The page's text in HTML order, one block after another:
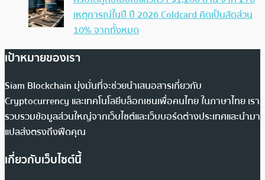
เหตุการณ์ในปี ปี 2026 Coldcard คิดเป็นสัดส่วน
10% จากทั้งหมด
เป้าหมายของเรา
Siam Blockchain มุ่งมั่นที่จะช่วยนำเสนอสารเกี่ยวกับ
Cryptocurrency และเทคโนโลยีบล็อกเชนเพื่อคนไทย ในภาษาไทย เรา
รวบรวมข้อมูลส่วนใหญ่จากเว็บไซต์และเว็บบอร์ดต่างประเทศและนำมา
แปลส่งตรงถึงฟีดคุณ
เกี่ยวกับเว็บไซต์นี้